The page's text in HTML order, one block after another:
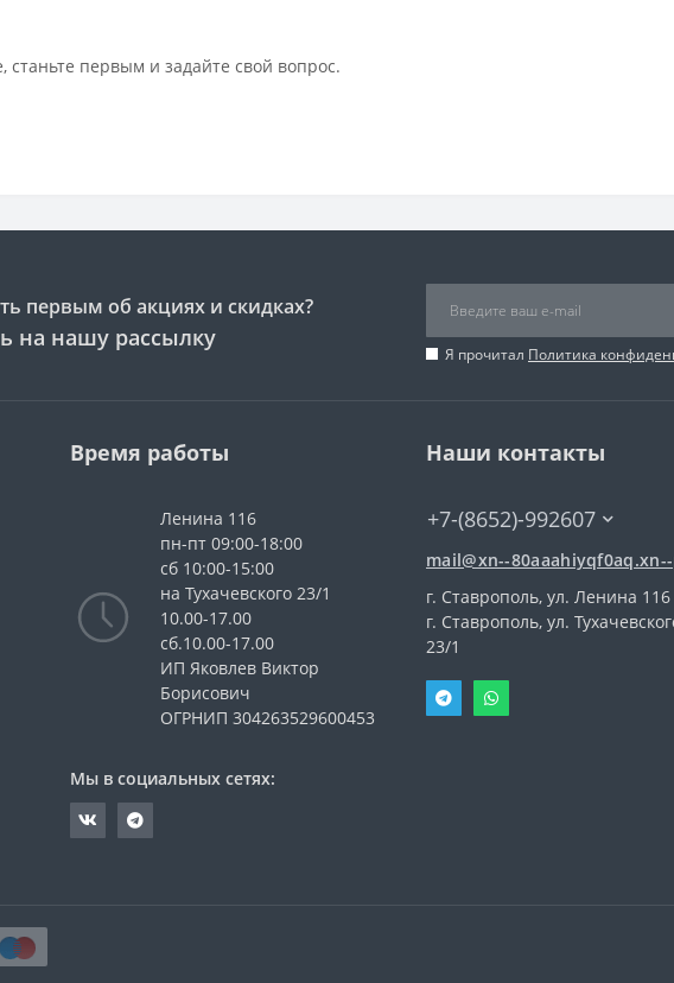
станьте первым и задайте свой вопрос.
первым об акциях и скидках?
на нашу рассылку
Я прочитал Политика
Время работы
Ленина 116
пн-пт 09:00-18:00
сб 10:00-15:00
на Тухачевского 23/1
10.00-17.00
сб.10.00-17.00
ИП Яковлев Виктор
Борисович
ОГРНИП 304263529600453
Мы в социальных сетях:
Наши контакты
+7-(8652)-992607
mail@xn--
г. Ставрополь, ул. Ленина 116
г. Ставрополь, ул.
23/1